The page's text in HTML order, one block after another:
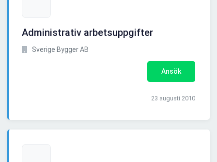
Administrativ arbetsuppgifter
Sverige Bygger AB
Ansök
23 augusti 2010